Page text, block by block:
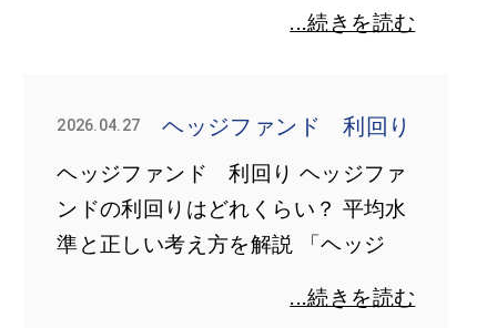
...続きを読む
2026.04.27 ヘッジファンド 利回り
ヘッジファンド 利回り ヘッジファ
ンドの利回りはどれくらい？ 平均水
準と正しい考え方を解説 「ヘッジ
...続きを読む